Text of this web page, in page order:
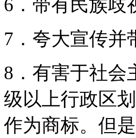
6．带有民族歧
7．夸大宣传并
8．有害于社会
级以上行政区
作为商标。但